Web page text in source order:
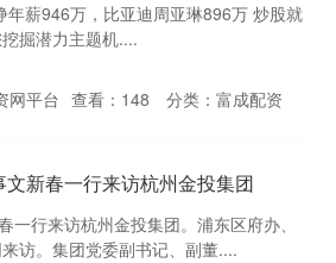
薪946万，比亚迪周亚琳896万 炒股就
掘潜力主题机....
网平台 查看： 148 分类： 富成配资
新春一行来访杭州金投集团
行来访杭州金投集团。浦东区府办、
访。集团党委副书记、副董....